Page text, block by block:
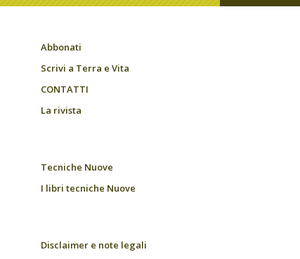
Abbonati
Scrivi a Terra e Vita
CONTATTI
La rivista
Tecniche Nuove
I libri tecniche Nuove
Disclaimer e note legali